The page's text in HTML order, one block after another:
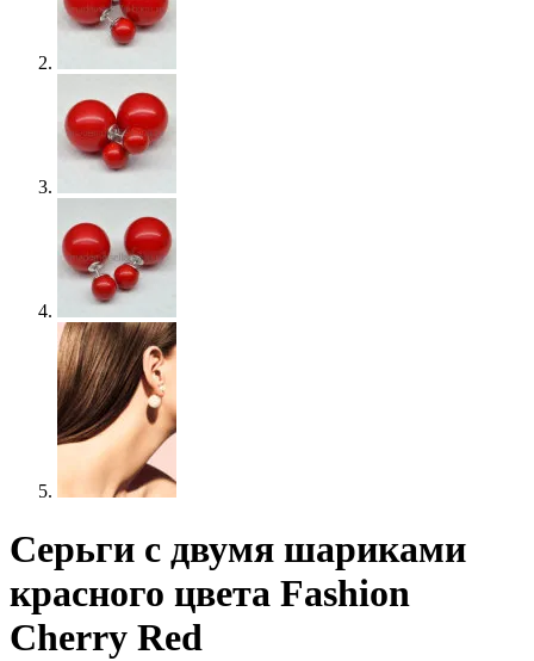
Серьги с двумя шариками
красного цвета Fashion
Cherry Red